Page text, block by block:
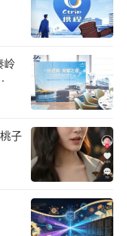
岭
子